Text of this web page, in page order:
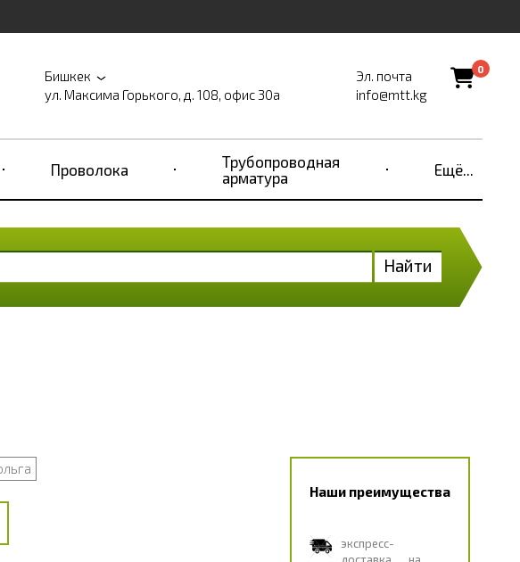
Бишкек
ул. Максима Горького, д. 108, офис 30а
Эл. почта
info@mtt.kg
0
Проволока
Трубопроводная
арматура
Ещё...
Найти
Наши преимущества
экспресс-